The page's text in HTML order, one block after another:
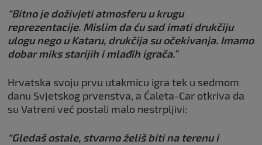
“Bitno je doživjeti atmosferu u krugu
reprezentacije. Mislim da ću sad imati drukčiju
ulogu nego u Kataru, drukčija su očekivanja. Imamo
dobar miks starijih i mlađih igrača.”
Hrvatska svoju prvu utakmicu igra tek u sedmom
danu Svjetskog prvenstva, a Ćaleta-Car otkriva da
su Vatreni već postali malo nestrpljivi:
“Gledaš ostale, stvarno želiš biti na terenu i